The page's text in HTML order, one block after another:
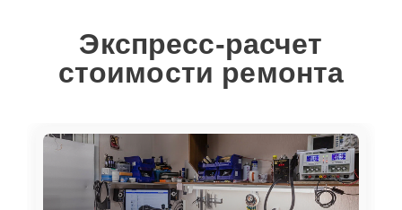
Экспресс-расчет
стоимости ремонта